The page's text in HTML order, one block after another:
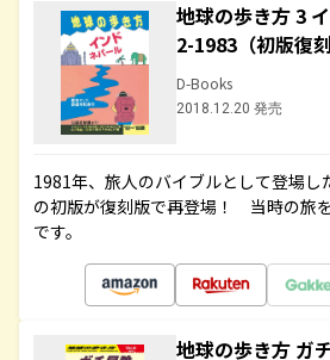
地球の歩き方 3
2-1983（初版復刻
D-Books
2018.12.20 発売
1981年、旅人のバイブルとして登場し
の初版が復刻版で再登場！ 当時の旅
です。
地球の歩き方 ガ